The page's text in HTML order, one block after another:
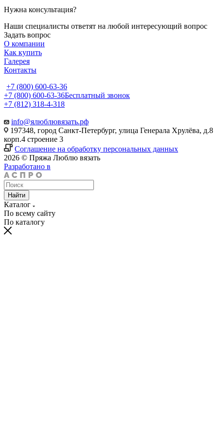
Нужна консультация?
Наши специалисты ответят на любой интересующий вопрос
Задать вопрос
О компании
Как купить
Галерея
Контакты
+7 (800) 600-63-36
+7 (800) 600-63-36Бесплатный звонок
+7 (812) 318-4-318
info@ялюблювязать.рф
197348, город Санкт-Петербург, улица Генерала Хрулёва, д.8
корп.4 строение 3
Соглашение на обработку персональных данных
2026 © Пряжа Люблю вязать
Разработано в
Найти
Каталог
По всему сайту
По каталогу